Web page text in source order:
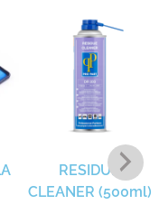
RESIDUE
CLEANER (500ml)